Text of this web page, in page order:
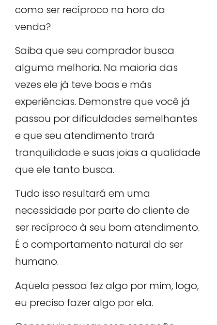
como ser recíproco na hora da
venda?
Saiba que seu comprador busca
alguma melhoria. Na maioria das
vezes ele já teve boas e más
experiências. Demonstre que você já
passou por dificuldades semelhantes
e que seu atendimento trará
tranquilidade e suas joias a qualidade
que ele tanto busca.
Tudo isso resultará em uma
necessidade por parte do cliente de
ser recíproco à seu bom atendimento.
É o comportamento natural do ser
humano.
Aquela pessoa fez algo por mim, logo,
eu preciso fazer algo por ela.